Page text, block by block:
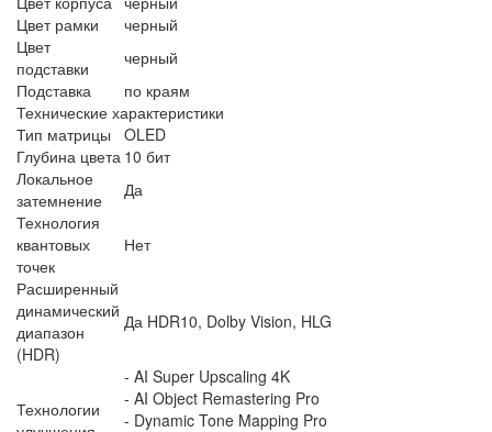
Цвет рамки
черный
Цвет
подставки
черный
Подставка
по краям
Технические характеристики
Тип матрицы
OLED
Глубина цвета 10 бит
Локальное
затемнение
Да
Технология
квантовых
точек
Нет
Расширенный
динамический
диапазон
(HDR)
Да HDR10, Dolby Vision, HLG
Технологии
- AI Super Upscaling 4K
- AI Object Remastering Pro
- Dynamic Tone Mapping Pro